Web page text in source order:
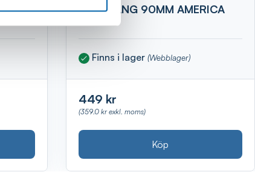
SUGSLANG 90MM AMERICA
Finns i lager(Webblager)
449 kr
(359.0 kr exkl. moms)
Köp